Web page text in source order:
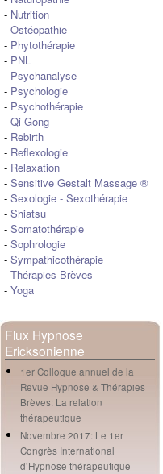
- Nutrition
- Ostéopathie
- Phytothérapie
- PNL
- Psychanalyse
- Psychologie
- Psychothérapie
- Qi Gong
- Rebirth
- Reflexologie
- Relaxation
- Sensitive Gestalt Massage ®
- Sexologie - Sexothérapie
- Shiatsu
- Somatothérapie
- Sophrologie
- Sympathicothérapie
- Thérapies Brèves
- Yoga
Flux Hypnose
Ericksonienne
1er Colloque annuel de la
Revue Hypnose & Thérapies
Brèves: La relation
thérapeutique
Novembre 2017: Le 1er
Congrès International
d’Hypnose thérapeutique